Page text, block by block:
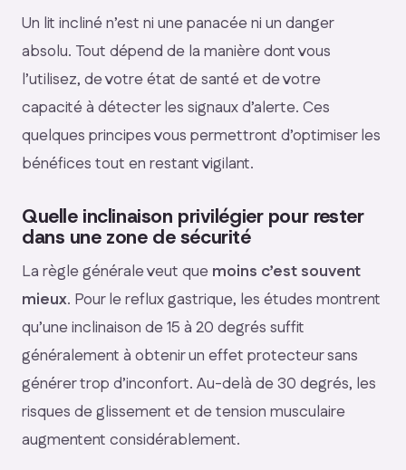
Un lit incliné n’est ni une panacée ni un danger
absolu. Tout dépend de la manière dont vous
l’utilisez, de votre état de santé et de votre
capacité à détecter les signaux d’alerte. Ces
quelques principes vous permettront d’optimiser les
bénéfices tout en restant vigilant.
Quelle inclinaison privilégier pour rester
dans une zone de sécurité
La règle générale veut que moins c’est souvent
mieux. Pour le reflux gastrique, les études montrent
qu’une inclinaison de 15 à 20 degrés suffit
généralement à obtenir un effet protecteur sans
générer trop d’inconfort. Au-delà de 30 degrés, les
risques de glissement et de tension musculaire
augmentent considérablement.